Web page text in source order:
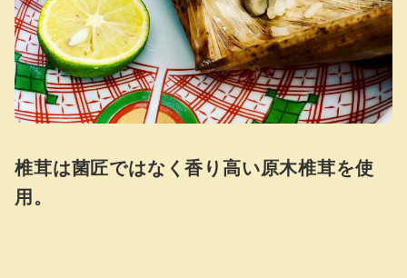
椎茸は菌匠ではなく香り高い原木椎茸を使
用。